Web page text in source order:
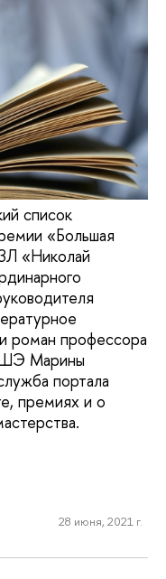
список
«Большая
«Николай
роман профессора
Марины
портала
премиях и о
28 июня, 2021 г.